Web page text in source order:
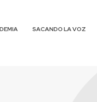
SACANDO LA VOZ